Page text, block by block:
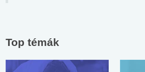
Top témák